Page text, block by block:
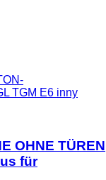
TGM E6 inny
OHNE TÜREN
für